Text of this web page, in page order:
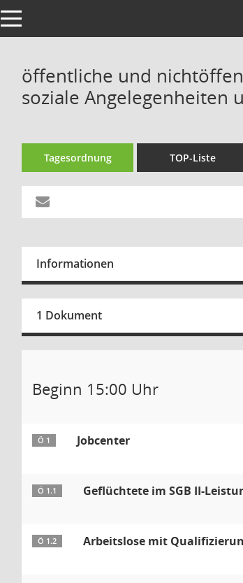
Toggle navigation
öffentliche und
soziale Angelegenheiten
Tagesordnung TOP-Liste
Informationen
1 Dokument
Beginn 15:00 Uhr
Ö 1 Jobcenter
Ö 1.1 Geflüchtete im SGB II-
Ö 1.2 Arbeitslose mit